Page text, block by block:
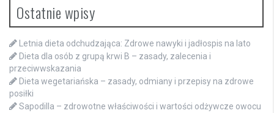
Ostatnie wpisy
Letnia dieta odchudzająca: Zdrowe nawyki i jadłospis na lato
Dieta dla osób z grupą krwi B – zasady, zalecenia i
przeciwwskazania
Dieta wegetariańska – zasady, odmiany i przepisy na zdrowe
posiłki
Sapodilla – zdrowotne właściwości i wartości odżywcze owocu